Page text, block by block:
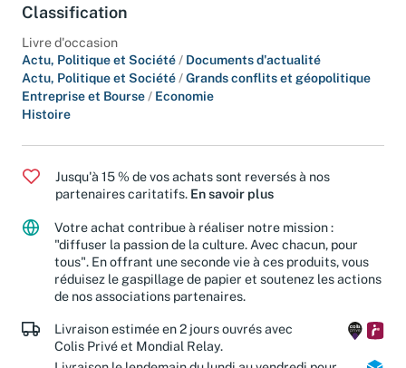
Classification
Livre d'occasion
Actu, Politique et Société / Documents d'actualité
Actu, Politique et Société / Grands conflits et géopolitique
Entreprise et Bourse
Jusqu'à 15 % de vos achats sont reversés à nos
partenaires caritatifs.
En savoir plus
Votre achat contribue à réaliser notre mission :
"diffuser la passion de la culture. Avec chacun, pour
tous". En offrant une seconde vie à ces produits, vous
réduisez le gaspillage de papier et soutenez les actions
de nos associations partenaires.
Livraison estimée en 2 jours ouvrés avec
Colis Privé et Mondial Relay.